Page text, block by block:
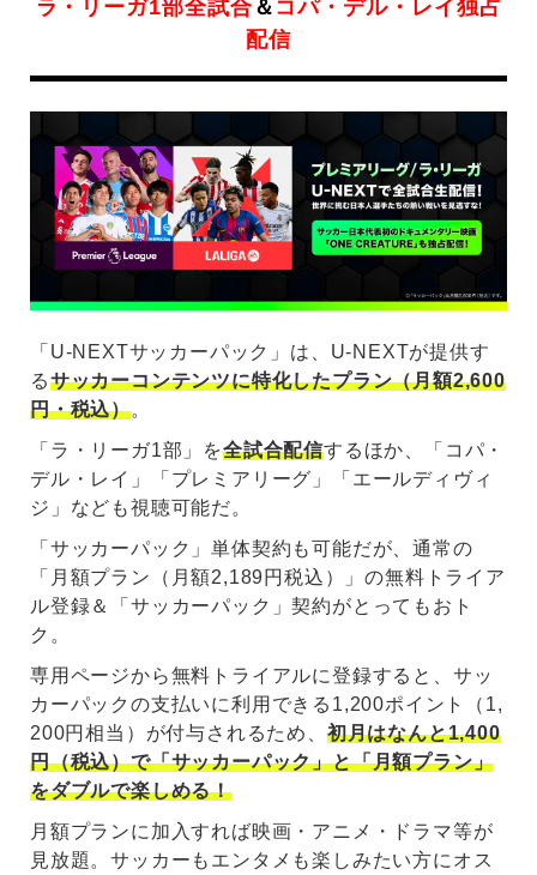
ラ・リーガ1部全試合 ＆ コパ・デル・レイ独占
配信
「U-NEXTサッカーパック」は、U-NEXTが提供す
るサッカーコンテンツに特化したプラン（月額2,600
円・税込）。
「ラ・リーガ1部」を全試合配信するほか、「コパ・
デル・レイ」「プレミアリーグ」「エールディヴィ
ジ」なども視聴可能だ。
「サッカーパック」単体契約も可能だが、通常の
「月額プラン（月額2,189円税込）」の無料トライア
ル登録＆「サッカーパック」契約がとってもおト
ク。
専用ページから無料トライアルに登録すると、サッ
カーパックの支払いに利用できる1,200ポイント（1,
200円相当）が付与されるため、 初月はなんと1,400
円（税込）で「サッカーパック」と「月額プラン」
をダブルで楽しめる！
月額プランに加入すれば映画・アニメ・ドラマ等が
見放題。サッカーもエンタメも楽しみたい方にオス